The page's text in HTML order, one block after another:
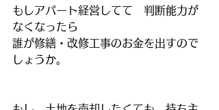
もしアパート経営してて　判断能力が
なくなったら
誰が修繕・改修工事のお金を出すので
しょうか。